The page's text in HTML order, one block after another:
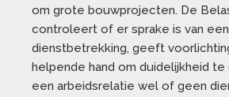
om grote bouwprojecten. De
controleert of er sprake is van een
dienstbetrekking, geeft
helpende hand om duidelijkheid
een arbeidsrelatie wel of geen